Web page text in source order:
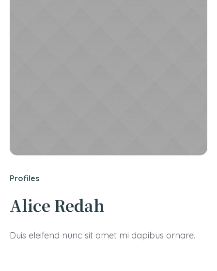
Profiles
Alice Redah
Duis eleifend nunc sit amet mi dapibus ornare.